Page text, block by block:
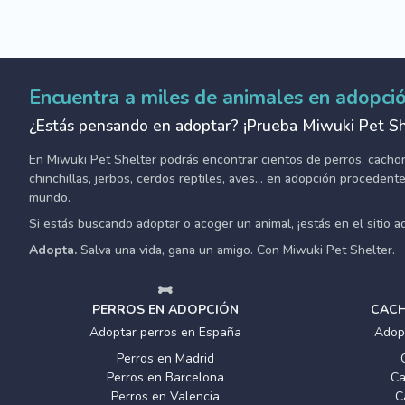
Encuentra a miles de animales en
¿Estás pensando en adoptar? ¡Prueba Miwuki Pet
En Miwuki Pet Shelter podrás encontrar cientos de perros,
chinchillas, jerbos, cerdos reptiles, aves... en adopción
mundo.
Si estás buscando adoptar o acoger un animal, ¡estás en el sitio
Adopta. Salva una vida, gana un amigo. Con Miwuki Pet Shelter.
PERROS EN ADOPCIÓN
Adoptar perros en España
Perros en Madrid
Perros en Barcelona
Perros en Valencia